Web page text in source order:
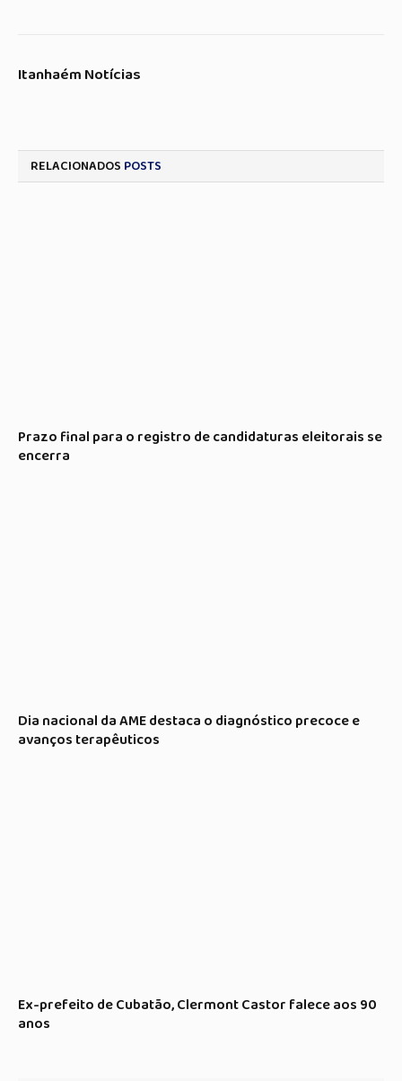
Itanhaém Notícias
RELACIONADOS POSTS
Prazo final para o registro de candidaturas eleitorais se
encerra
Dia nacional da AME destaca o diagnóstico precoce e
avanços terapêuticos
Ex-prefeito de Cubatão, Clermont Castor falece aos 90
anos